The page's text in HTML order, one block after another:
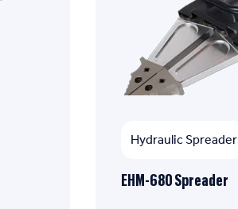
Hydraulic Spreader
EHM-680 Spreader